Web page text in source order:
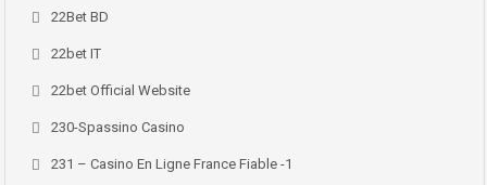
22Bet BD
22bet IT
22bet Official Website
230-Spassino Casino
231 – Casino En Ligne France Fiable -1